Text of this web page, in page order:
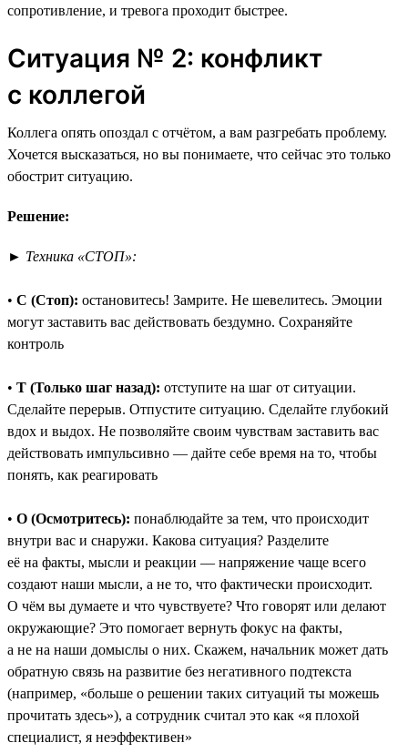
сопротивление, и тревога проходит быстрее.
Ситуация № 2: конфликт
с коллегой
Коллега опять опоздал с отчётом, а вам разгребать проблему.
Хочется высказаться, но вы понимаете, что сейчас это только
обострит ситуацию.
Решение:
► Техника «СТОП»:
• С (Стоп): остановитесь! Замрите. Не шевелитесь. Эмоции
могут заставить вас действовать бездумно. Сохраняйте
контроль
• Т (Только шаг назад): отступите на шаг от ситуации.
Сделайте перерыв. Отпустите ситуацию. Сделайте глубокий
вдох и выдох. Не позволяйте своим чувствам заставить вас
действовать импульсивно — дайте себе время на то, чтобы
понять, как реагировать
• О (Осмотритесь): понаблюдайте за тем, что происходит
внутри вас и снаружи. Какова ситуация? Разделите
её на факты, мысли и реакции — напряжение чаще всего
создают наши мысли, а не то, что фактически происходит.
О чём вы думаете и что чувствуете? Что говорят или делают
окружающие? Это помогает вернуть фокус на факты,
а не на наши домыслы о них. Скажем, начальник может дать
обратную связь на развитие без негативного подтекста
(например, «больше о решении таких ситуаций ты можешь
прочитать здесь»), а сотрудник считал это как «я плохой
специалист, я неэффективен»